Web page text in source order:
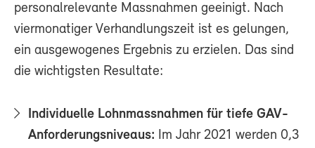
personalrelevante Massnahmen geeinigt. Nach
viermonatiger Verhandlungszeit ist es gelungen,
ein ausgewogenes Ergebnis zu erzielen. Das sind
die wichtigsten Resultate:
Individuelle Lohnmassnahmen für tiefe GAV-
Anforderungsniveaus: Im Jahr 2021 werden 0,3